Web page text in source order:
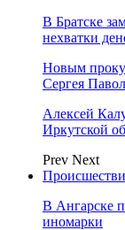
В Братске
нехватки
Новым
Сергея
Алексей
Иркутской
Prev Next
В Ангарске
иномарки